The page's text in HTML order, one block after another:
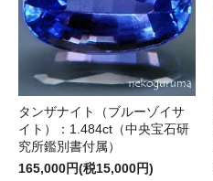
タンザナイト（ブルーゾイサ
イト）：1.484ct（中央宝石研
究所鑑別書付属）
165,000円(税15,000円)